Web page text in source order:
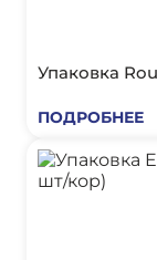
Упаковка
ПОДРОБНЕЕ